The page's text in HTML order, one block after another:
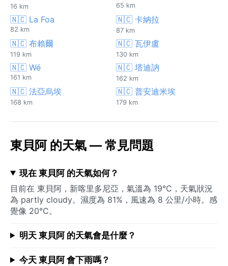
16 km 65 km
🇳🇨 La Foa
82 km
🇳🇨 卡納拉
87 km
🇳🇨 布賴爾
119 km
🇳🇨 瓦伊盧
130 km
🇳🇨 Wé
161 km
🇳🇨 塔迪訥
162 km
🇳🇨 法亞烏埃
168 km
🇳🇨 普安迪米埃
179 km
東貝阿 的天氣 — 常見問題
現在 東貝阿 的天氣如何？
目前在 東貝阿，新喀里多尼亞，氣溫為 19°C，天氣狀況
為 partly cloudy。濕度為 81%，風速為 8 公里/小時。感
覺像 20°C。
明天 東貝阿 的天氣會是什麼？
今天 東貝阿 會下雨嗎？